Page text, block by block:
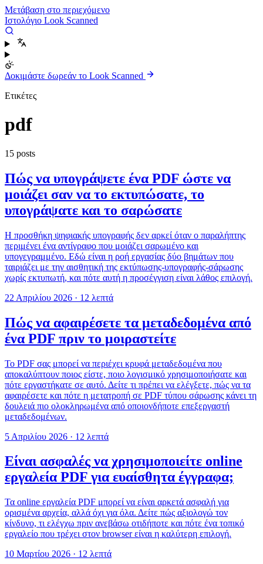
Μετάβαση στο περιεχόμενο
Ιστολόγιο Look Scanned
Δοκιμάστε δωρεάν το Look Scanned
Ετικέτες
pdf
15 posts
Πώς να υπογράψετε ένα PDF ώστε να
μοιάζει σαν να το εκτυπώσατε, το
υπογράψατε και το σαρώσατε
Η προσθήκη ψηφιακής υπογραφής δεν αρκεί όταν ο παραλήπτης
περιμένει ένα αντίγραφο που μοιάζει σαρωμένο και
υπογεγραμμένο. Εδώ είναι η ροή εργασίας δύο βημάτων που
ταιριάζει με την αισθητική της εκτύπωσης-υπογραφής-σάρωσης
χωρίς εκτυπωτή, και πότε αυτή η προσέγγιση είναι λάθος επιλογή.
22 Απριλίου 2026 · 12 λεπτά
Πώς να αφαιρέσετε τα μεταδεδομένα από
ένα PDF πριν το μοιραστείτε
Το PDF σας μπορεί να περιέχει κρυφά μεταδεδομένα που
αποκαλύπτουν ποιος είστε, ποιο λογισμικό χρησιμοποιήσατε και
πότε εργαστήκατε σε αυτό. Δείτε τι πρέπει να ελέγξετε, πώς να τα
αφαιρέσετε και πότε η μετατροπή σε PDF τύπου σάρωσης κάνει τη
δουλειά πιο ολοκληρωμένα από οποιονδήποτε επεξεργαστή
μεταδεδομένων.
5 Απριλίου 2026 · 12 λεπτά
Είναι ασφαλές να χρησιμοποιείτε online
εργαλεία PDF για ευαίσθητα έγγραφα;
Τα online εργαλεία PDF μπορεί να είναι αρκετά ασφαλή για
ορισμένα αρχεία, αλλά όχι για όλα. Δείτε πώς αξιολογώ τον
κίνδυνο, τι ελέγχω πριν ανεβάσω οτιδήποτε και πότε ένα τοπικό
εργαλείο που τρέχει στον browser είναι η καλύτερη επιλογή.
10 Μαρτίου 2026 · 12 λεπτά